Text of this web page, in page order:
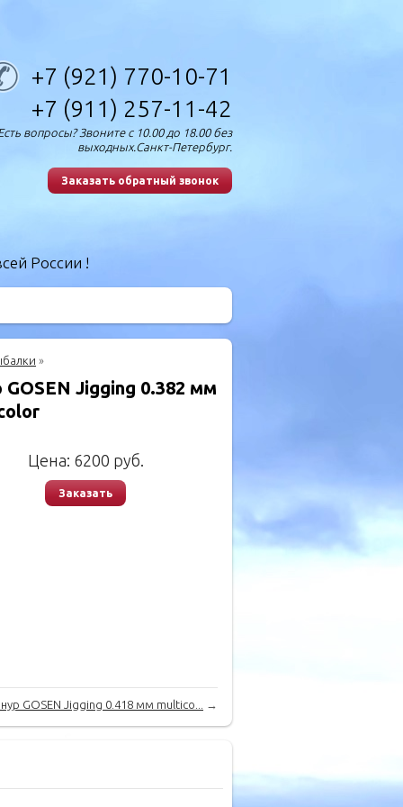
+7 (921) 770-10-71
+7 (911) 257-11-42
вопросы? Звоните с 10.00 до 18.00 без
выходных.Санкт-Петербург.
Заказать обратный звонок
России !
»
Jigging 0.382 мм
Цена: 6200 руб.
Заказать
GOSEN Jigging 0.418 мм multico... →